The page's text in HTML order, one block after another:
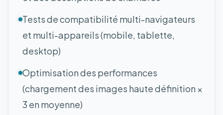
Tests de compatibilité multi-navigateurs
et multi-appareils (mobile, tablette,
desktop)
Optimisation des performances
(chargement des images haute définition ×
3 en moyenne)